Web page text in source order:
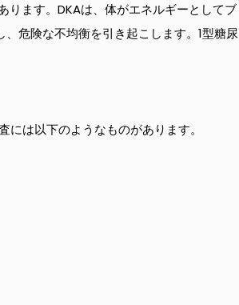
ります。DKAは、体がエネルギーとしてブ
危険な不均衡を引き起こします。1型糖尿
は以下のようなものがあります。